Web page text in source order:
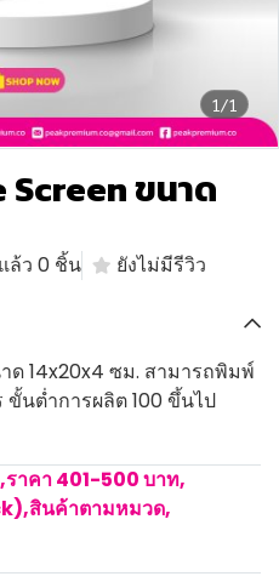
1/1
ขนาด
ล้ว 0 ชิ้น
ยังไม่มีรีวิว
14x20x4 ซม. สามารถพิมพ์
นต่ำการผลิต 100 ขึ้นไป
,ราคา 401-500 บาท,
,สินค้าตามหมวด,